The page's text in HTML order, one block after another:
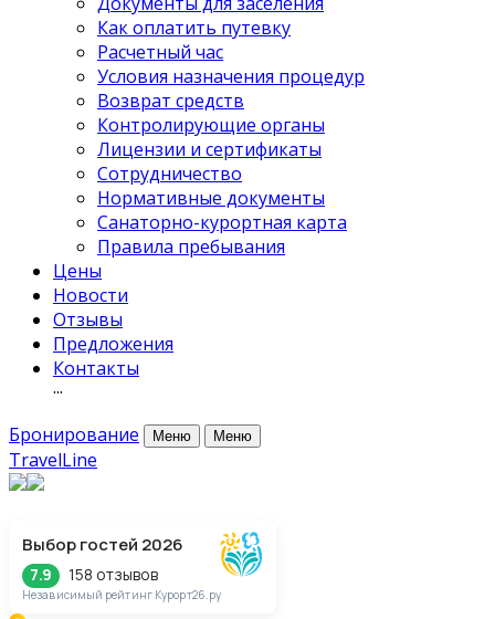
Как оплатить путевку
Расчетный час
Условия назначения процедур
Возврат средств
Контролирующие органы
Лицензии и сертификаты
Сотрудничество
Нормативные документы
Санаторно-курортная карта
Правила пребывания
Цены
Новости
Отзывы
Предложения
Контакты
···
Бронирование
Меню Меню
TravelLine
Выбор гостей 2026
7.9 158 отзывов
Независимый рейтинг Курорт26.ру